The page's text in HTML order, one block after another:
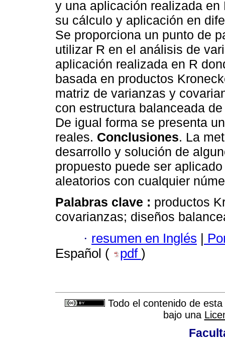
y una aplicación realizada en
su cálculo y aplicación en
Se proporciona un punto de
utilizar R en el análisis de
aplicación realizada en R
basada en productos
matriz de varianzas y
con estructura balanceada
De igual forma se presenta
reales. Conclusiones. La
desarrollo y solución de
propuesto puede ser
aleatorios con cualquier
Palabras clave : productos
covarianzas; diseños
· resumen en Inglés |
Español (
pdf )
Todo el contenido de
bajo una